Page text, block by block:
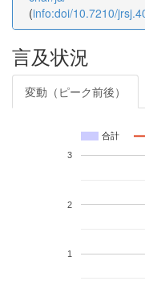
(info:doi/10.7210/
言及状況
変動（ピーク前後）
合計
1
2
3